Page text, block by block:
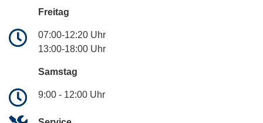
Freitag
07:00-12:20 Uhr
13:00-18:00 Uhr
Samstag
9:00 - 12:00 Uhr